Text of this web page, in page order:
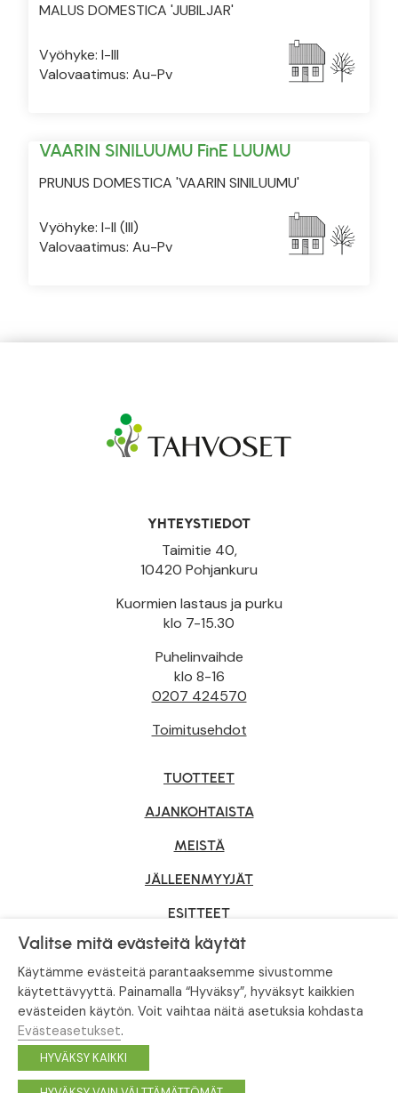
MALUS DOMESTICA 'JUBILJAR'
Vyöhyke: I-III
Valovaatimus: Au-Pv
VAARIN SINILUUMU FinE LUUMU
PRUNUS DOMESTICA 'VAARIN SINILUUMU'
Vyöhyke: I-II (III)
Valovaatimus: Au-Pv
YHTEYSTIEDOT
Taimitie 40,
10420 Pohjankuru
Kuormien lastaus ja purku
klo 7-15.30
Puhelinvaihde
klo 8-16
0207 424570
Toimitusehdot
TUOTTEET
AJANKOHTAISTA
MEISTÄ
JÄLLEENMYYJÄT
ESITTEET
YRITYSMYYNTI
Tietosuojaseloste
© Tahvoset, All Rights Reserved.
Facebook
Valitse mitä evästeitä käytät
Käytämme evästeitä parantaaksemme sivustomme
käytettävyyttä. Painamalla “Hyväksy”, hyväksyt kaikkien
evästeiden käytön. Voit vaihtaa näitä asetuksia kohdasta
Evästeasetukset.
HYVÄKSY KAIKKI